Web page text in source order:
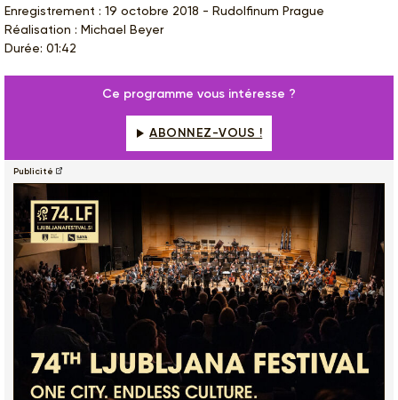
Enregistrement : 19 octobre 2018 - Rudolfinum Prague
Réalisation : Michael Beyer
Durée: 01:42
Ce programme vous intéresse ?
ABONNEZ-VOUS !
Publicité